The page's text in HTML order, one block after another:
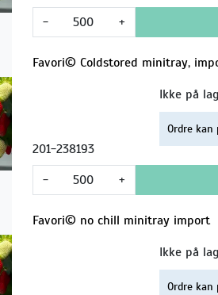
- +
Favori© Coldstored minitray,
201-238193
Ikke på
Ordre kan
- +
Favori© no chill minitray import
Ikke på
Ordre kan